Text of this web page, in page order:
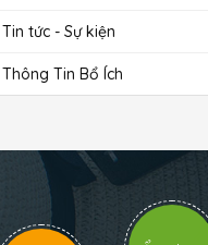
Tin tức - Sự kiện
Thông Tin Bổ Ích